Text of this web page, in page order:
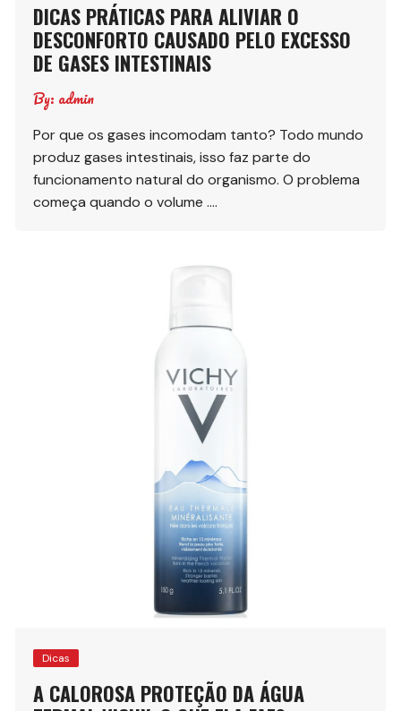
DICAS PRÁTICAS PARA ALIVIAR O
DESCONFORTO CAUSADO PELO EXCESSO
DE GASES INTESTINAIS
By: admin
Por que os gases incomodam tanto? Todo mundo
produz gases intestinais, isso faz parte do
funcionamento natural do organismo. O problema
começa quando o volume ….
Dicas
A CALOROSA PROTEÇÃO DA ÁGUA